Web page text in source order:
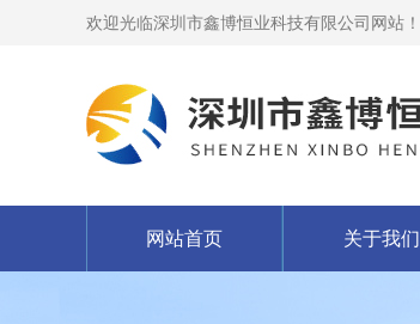
欢迎光临深圳市鑫博恒业科技有限公司网站！
网站首页 关于我们